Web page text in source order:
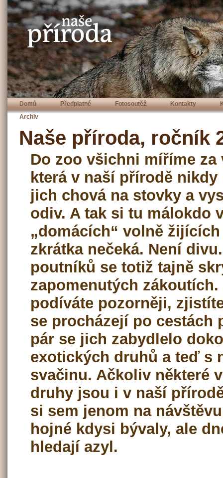
Domů Předplatné Fotosoutěž Kontakty
Archiv
Naše příroda, ročník
Do zoo všichni míříme za
která v naší přírodě nikdy
jich chová na stovky a
odiv. A tak si tu málokdo
„domácích“ volně
zkrátka nečeká. Není
poutníků se totiž tajně
zapomenutých zákoutích.
podíváte pozorněji,
se procházejí po cestách
pár se jich zabydlelo
exotických druhů a teď s
svačinu. Ačkoliv některé
druhy jsou i v naší
si sem jenom na
hojné kdysi bývaly, ale
hledají azyl.